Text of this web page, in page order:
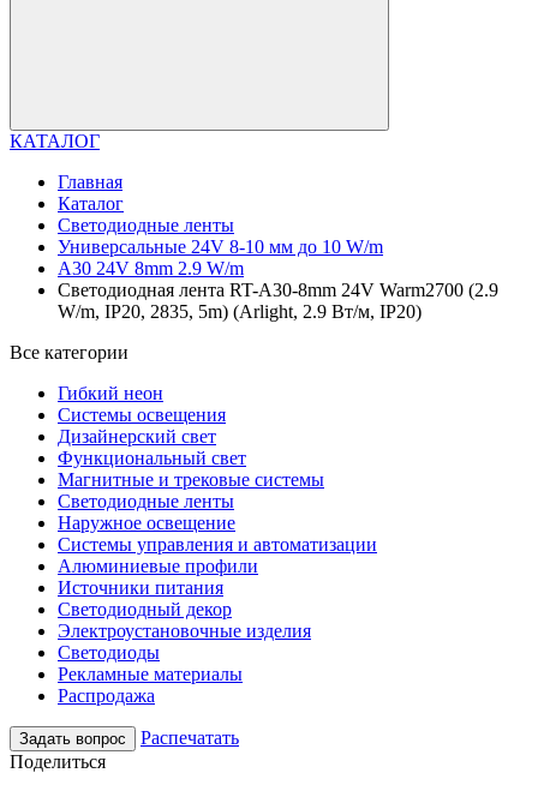
КАТАЛОГ
Главная
Каталог
Светодиодные ленты
Универсальные 24V 8-10 мм до 10 W/m
A30 24V 8mm 2.9 W/m
Светодиодная лента RT-A30-8mm 24V Warm2700 (2.9
W/m, IP20, 2835, 5m) (Arlight, 2.9 Вт/м, IP20)
Все категории
Гибкий неон
Системы освещения
Дизайнерский свет
Функциональный свет
Магнитные и трековые системы
Светодиодные ленты
Наружное освещение
Системы управления и автоматизации
Алюминиевые профили
Источники питания
Светодиодный декор
Электроустановочные изделия
Светодиоды
Рекламные материалы
Распродажа
Задать вопрос
Распечатать
Поделиться